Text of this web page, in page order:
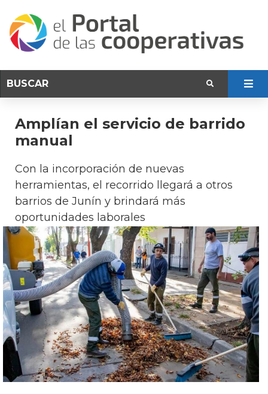
Amplían el servicio de barrido
manual
Con la incorporación de nuevas
herramientas, el recorrido llegará a otros
barrios de Junín y brindará más
oportunidades laborales